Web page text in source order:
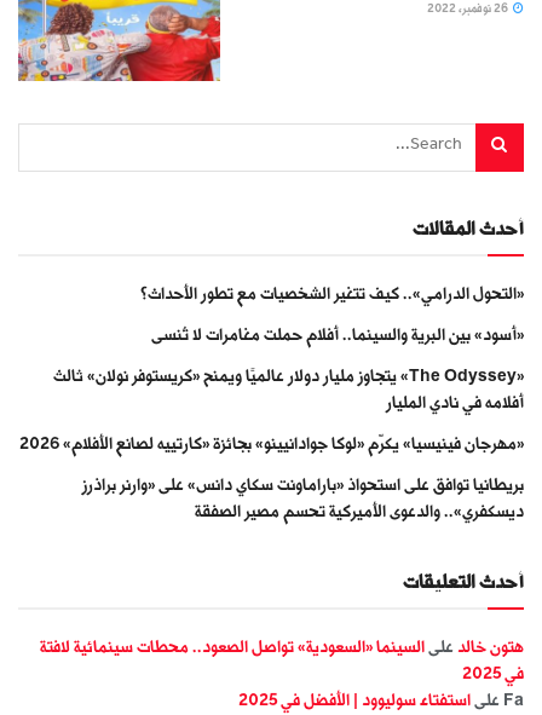
أحدث المقالات
«التحول الدرامي».. كيف تتغير الشخصيات مع تطور الأحداث؟
«أسود» بين البرية والسينما.. أفلام حملت مغامرات لا تُنسى
«The Odyssey» يتجاوز مليار دولار عالميًا ويمنح «كريستوفر نولان» ثالث
أفلامه في نادي المليار
«مهرجان فينيسيا» يكرّم «لوكا جوادانيينو» بجائزة «كارتييه لصانع الأفلام» 2026
بريطانيا توافق على استحواذ «باراماونت سكاي دانس» على «وارنر براذرز
ديسكفري».. والدعوى الأميركية تحسم مصير الصفقة
أحدث التعليقات
هتون خالد على السينما «السعودية» تواصل الصعود.. محطات سينمائية لافتة
في 2025
Fa على استفتاء سوليوود | الأفضل في 2025